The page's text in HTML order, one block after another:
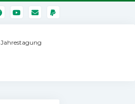
Jahrestagung